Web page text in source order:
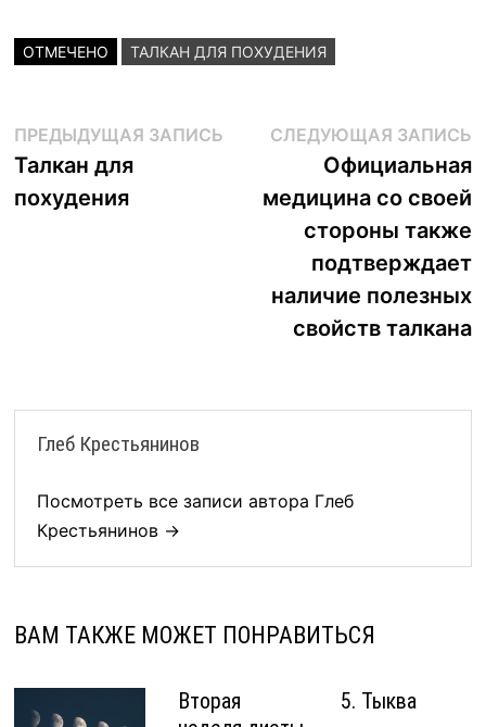
ОТМЕЧЕНО ТАЛКАН ДЛЯ ПОХУДЕНИЯ
Навигация
по
записям
ПРЕДЫДУЩАЯ ЗАПИСЬПредыдущая
Талкан для
похудения
СЛЕДУЮЩАЯ ЗАПИСЬ
Официальная
медицина со своей
стороны также
подтверждает
наличие полезных
свойств талкана
Глеб Крестьянинов
Посмотреть все записи автора Глеб
Крестьянинов →
ВАМ ТАКЖЕ МОЖЕТ ПОНРАВИТЬСЯ
Вторая
5. Тыква